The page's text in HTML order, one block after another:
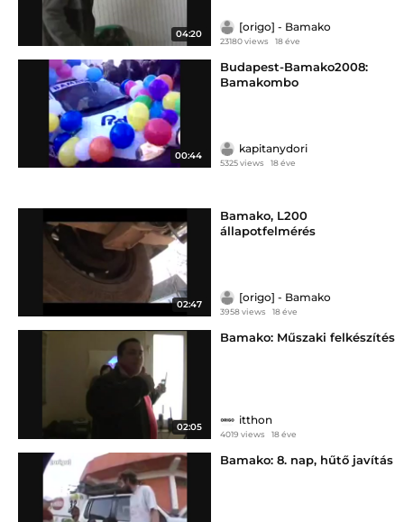
04:20
[origo] - Bamako
23180 views 18 éve
00:44
Budapest-Bamako2008:
Bamakombo
kapitanydori
5325 views 18 éve
02:47
Bamako, L200
állapotfelmérés
[origo] - Bamako
3958 views 18 éve
02:05
Bamako: Műszaki felkészítés
itthon
4019 views 18 éve
Bamako: 8. nap, hűtő javítás